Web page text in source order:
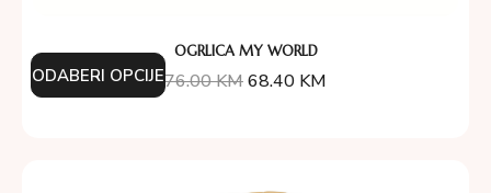
OGRLICA MY WORLD
76.00KM68.40 KM
ODABERI OPCIJE